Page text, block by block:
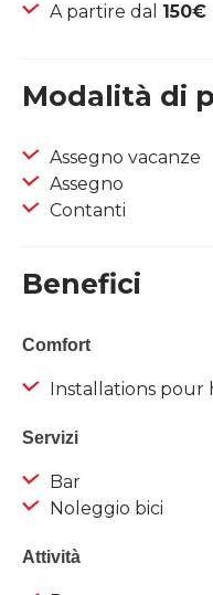
A partire dal 150€
Modalità di
Assegno vacanze
Assegno
Contanti
Benefici
Comfort
Installations pour
Servizi
Bar
Noleggio bici
Attività